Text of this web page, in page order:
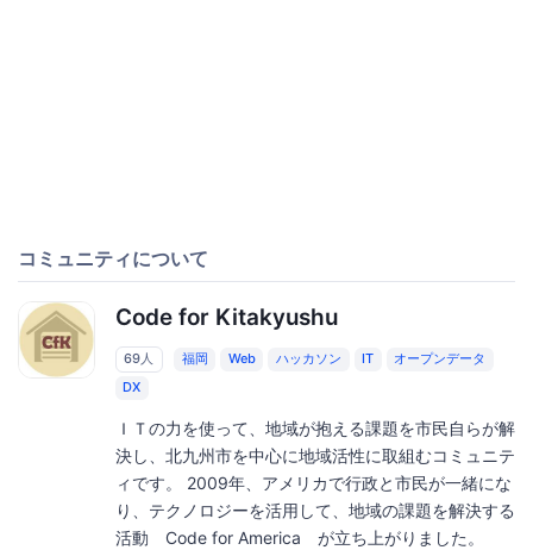
コミュニティについて
Code for Kitakyushu
69人 福岡 Web ハッカソン IT
オープンデータ
DX
ＩＴの力を使って、地域が抱える課題を市民自らが解
決し、北九州市を中心に地域活性に取組むコミュニテ
ィです。 2009年、アメリカで行政と市民が一緒にな
り、テクノロジーを活用して、地域の課題を解決する
活動 Code for America が立ち上がりました。